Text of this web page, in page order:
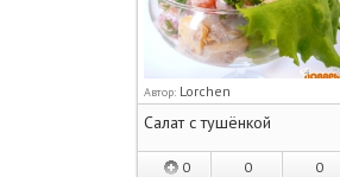
Автор: Lorchen
Салат с тушёнкой
0 0 0